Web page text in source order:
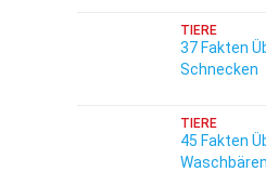
TIERE
37 Fakten
Schnecken
TIERE
45 Fakten
Waschbären